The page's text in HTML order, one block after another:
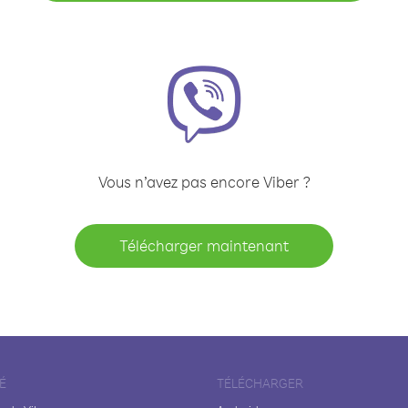
Vous n’avez pas encore Viber ?
Télécharger maintenant
TÉLÉCHARGER